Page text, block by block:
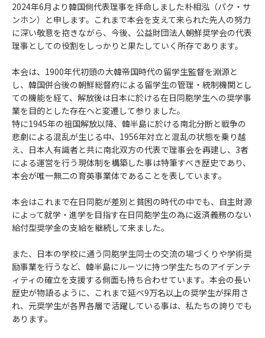
2024年6月より韓国側代表理事を拝命しました朴相泓（パク・サ
ンホン）と申します。これまで本会を支えて来られた先人の努力
に深い敬意を抱きながら、今後、公益財団法人朝鮮奨学会の代表
理事としての役割をしっかりと果たしていく所存であります。
本会は、1900年代初頭の大韓帝国時代の留学生監督を淵源と
し、韓国併合後の朝鮮総督府による留学生の管理・統制機関とし
ての機能を経て、解放後は日本に於ける在日同胞学生への奨学事
業を目的とした存在へと変遷して参りました。
特に1945年の祖国解放以降、韓半島に於ける南北分断と戦争の
悲劇による混乱が生じる中、1956年対立と混乱の状態を乗り越
え、日本人有識者と共に南北双方の代表で理事会を再建し、3者
による運営を行う現体制を構築した事は特筆すべき歴史であり、
本会が唯一無二の育英事業体であることを表しています。
本会はこれまで在日同胞が差別と貧困の時代の中でも、自主財源
によって就学・進学を目指す在日同胞学生の為に返済義務のない
給付型奨学金の支給を継続して来ました。
また、日本の学校に通う同胞学生同士の交流の場づくりや学術奨
励事業を行うなど、韓半島にルーツに持つ学生たちのアイデンテ
ィティの確立を支援する側面も持ち合わせています。本会の長い
歴史が物語るように、これまで延べ9万名以上の奨学生が採用さ
れ、元奨学生が各界各層で活躍している事は、私たちの誇りでも
あります。